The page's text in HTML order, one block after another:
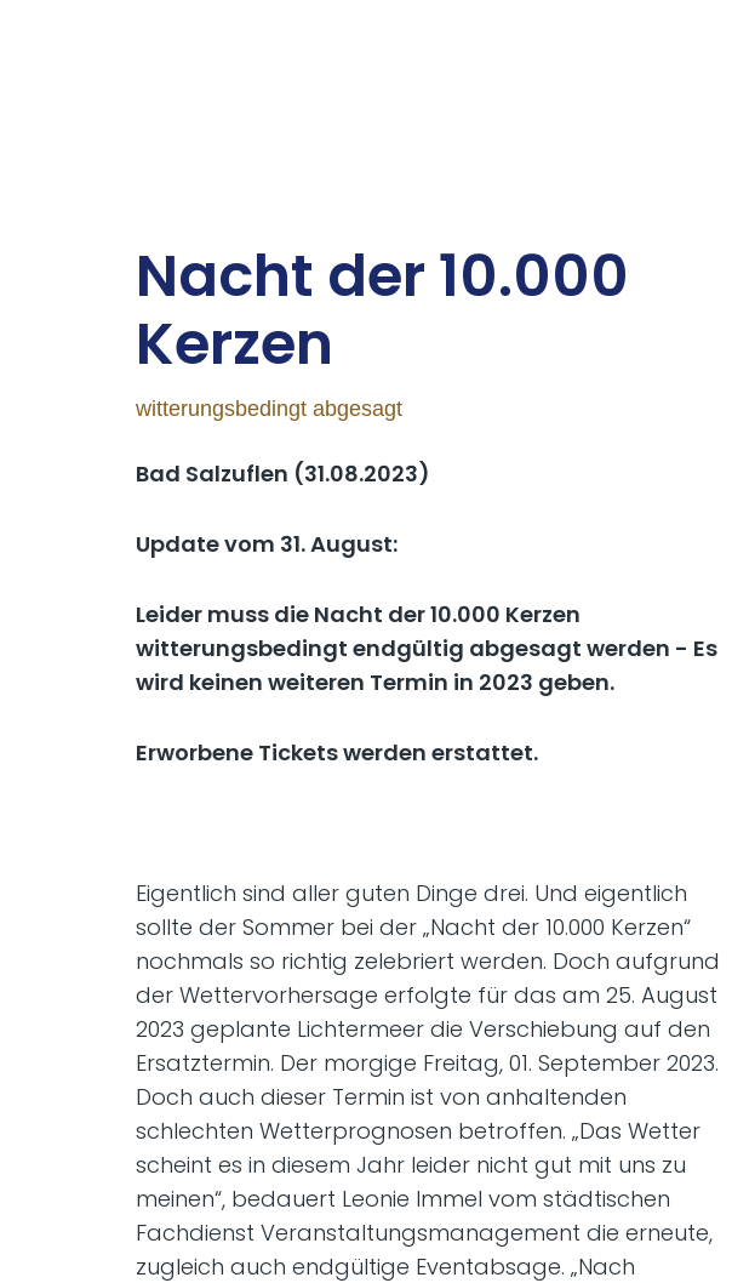
Nacht der 10.000
Ker­zen
witterungsbedingt abgesagt
Bad Salzuflen (31.08.2023)
Update vom 31. August:
Leider muss die Nacht der 10.000 Kerzen
witterungsbedingt endgültig abgesagt werden - Es
wird keinen weiteren Termin in 2023 geben.
Erworbene Tickets werden erstattet.
Eigentlich sind aller guten Dinge drei. Und eigentlich
sollte der Sommer bei der „Nacht der 10.000 Kerzen“
nochmals so richtig zelebriert werden. Doch aufgrund
der Wettervorhersage erfolgte für das am 25. August
2023 geplante Lichtermeer die Verschiebung auf den
Ersatztermin. Der morgige Freitag, 01. September 2023.
Doch auch dieser Termin ist von anhaltenden
schlechten Wetterprognosen betroffen. „Das Wetter
scheint es in diesem Jahr leider nicht gut mit uns zu
meinen“, bedauert Leonie Immel vom städtischen
Fachdienst Veranstaltungsmanagement die erneute,
zugleich auch endgültige Eventabsage. „Nach